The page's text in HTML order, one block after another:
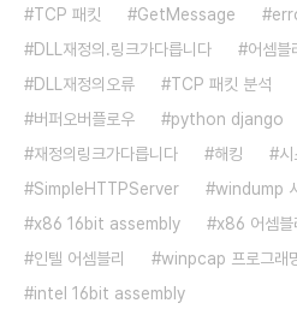
TCP 패킷
GetMessage
DLL재정의.링크가다릅니다
어셈블
DLL재정의오류
TCP 패킷 분석
버퍼오버플로우
python django
재정의링크가다릅니다
해킹
SimpleHTTPServer
windump
x86 16bit assembly
x86 어셈블
인텔 어셈블리
winpcap 프로그래
intel 16bit assembly